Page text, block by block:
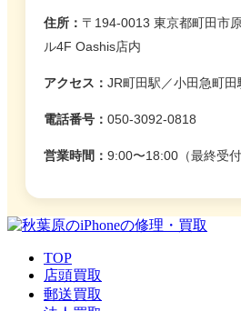
住所： 〒194-0013 東京都町田市
ル4F Oashis店内
アクセス： JR町田駅／小田急町
電話番号： 050-3092-0818
営業時間： 9:00〜18:00（最終受付
TOP
店頭買取
郵送買取